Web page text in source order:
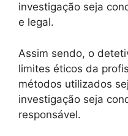
investigação seja
e legal.
Assim sendo, o
limites éticos da
métodos utilizados
investigação seja
responsável.